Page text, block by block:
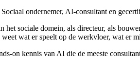
ondernemer, AI-consultant en
het sociale domein, als directeur, als
wat er speelt op de werkvloer, wat er
on kennis van AI die de meeste